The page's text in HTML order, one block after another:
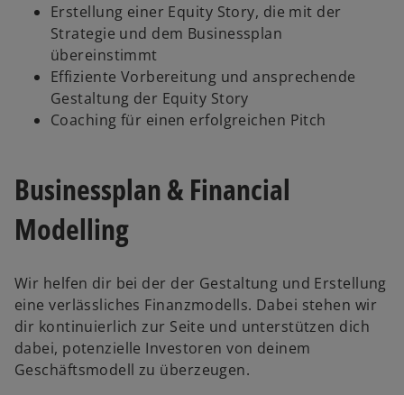
Erstellung einer Equity Story, die mit der
Strategie und dem Businessplan
übereinstimmt
Effiziente Vorbereitung und ansprechende
Gestaltung der Equity Story
Coaching für einen erfolgreichen Pitch
Businessplan & Financial
Modelling
Wir helfen dir bei der der Gestaltung und Erstellung
eine verlässliches Finanzmodells. Dabei stehen wir
dir kontinuierlich zur Seite und unterstützen dich
dabei, potenzielle Investoren von deinem
Geschäftsmodell zu überzeugen.